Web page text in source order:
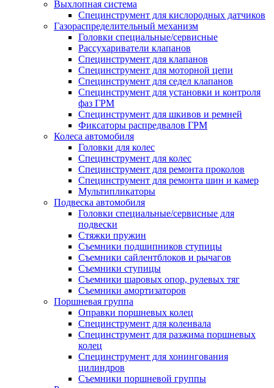
Выхлопная система
Специнструмент для кислородных датчиков
Газораспределительный механизм
Головки специальные/сервисные
Рассухариватели клапанов
Специнструмент для клапанов
Специнструмент для моторной цепи
Специнструмент для седел клапанов
Специнструмент для установки и контроля
фаз ГРМ
Специнструмент для шкивов и ремней
Фиксаторы распредвалов ГРМ
Колеса автомобиля
Головки для колес
Специнструмент для колес
Специнструмент для ремонта проколов
Специнструмент для ремонта шин и камер
Мультипликаторы
Подвеска автомобиля
Головки специальные/сервисные для
подвески
Стяжки пружин
Съемники подшипников ступицы
Съемники сайлентблоков и рычагов
Съемники ступицы
Съемники шаровых опор, рулевых тяг
Съемники амортизаторов
Поршневая группа
Оправки поршневых колец
Специнструмент для коленвала
Специнструмент для разжима поршневых
колец
Специнструмент для хонингования
цилиндров
Съемники поршневой группы